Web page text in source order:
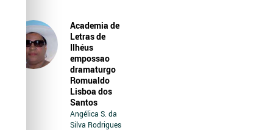
Academia de
Letras de
Ilhéus
empossao
dramaturgo
Romualdo
Lisboa dos
Santos
Angélica S. da
Silva Rodrigues